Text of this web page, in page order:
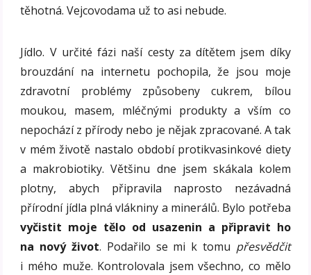
těhotná. Vejcovodama už to asi nebude.
Jídlo. V určité fázi naší cesty za dítětem jsem díky
brouzdání na internetu pochopila, že jsou moje
zdravotní problémy způsobeny cukrem, bílou
moukou, masem, mléčnými produkty a vším co
nepochází z přírody nebo je nějak zpracované. A tak
v mém životě nastalo období protikvasinkové diety
a makrobiotiky. Většinu dne jsem skákala kolem
plotny, abych připravila naprosto nezávadná
přírodní jídla plná vlákniny a minerálů. Bylo potřeba
vyčistit moje tělo od usazenin a připravit ho
na nový život. Podařilo se mi k tomu přesvědčit
i mého muže. Kontrolovala jsem všechno, co mělo